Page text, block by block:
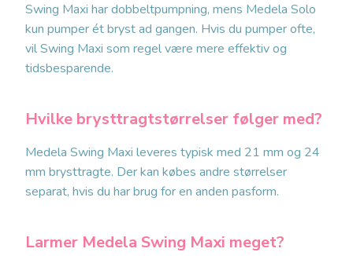
Swing Maxi har dobbeltpumpning, mens Medela Solo
kun pumper ét bryst ad gangen. Hvis du pumper ofte,
vil Swing Maxi som regel være mere effektiv og
tidsbesparende.
Hvilke brysttragtstørrelser følger med?
Medela Swing Maxi leveres typisk med 21 mm og 24
mm brysttragte. Der kan købes andre størrelser
separat, hvis du har brug for en anden pasform.
Larmer Medela Swing Maxi meget?